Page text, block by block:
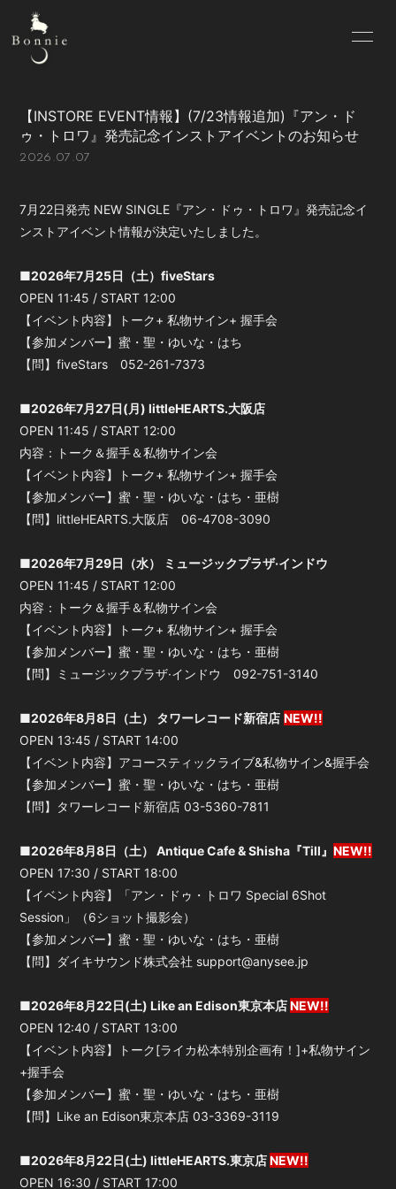
BIOGRAPHY MEMBER
MOVIE
会員登録 ログイン
【INSTORE EVENT情報】(7/23情報追加)『アン・ド
ゥ・トロワ』発売記念インストアイベントのお知らせ
2026.07.07
7月22日発売 NEW SINGLE『アン・ドゥ・トロワ』発売記念イ
ンストアイベント情報が決定いたしました。
■2026年7月25日（土）fiveStars
OPEN 11:45 / START 12:00
【イベント内容】トーク+ 私物サイン+ 握手会
【参加メンバー】蜜・聖・ゆいな・はち
【問】fiveStars 052-261-7373
■2026年7月27日(月) littleHEARTS.大阪店
OPEN 11:45 / START 12:00
内容：トーク＆握手＆私物サイン会
【イベント内容】トーク+ 私物サイン+ 握手会
【参加メンバー】蜜・聖・ゆいな・はち・亜樹
【問】littleHEARTS.大阪店 06-4708-3090
■2026年7月29日（水） ミュージックプラザ·インドウ
OPEN 11:45 / START 12:00
内容：トーク＆握手＆私物サイン会
【イベント内容】トーク+ 私物サイン+ 握手会
【参加メンバー】蜜・聖・ゆいな・はち・亜樹
【問】ミュージックプラザ·インドウ 092-751-3140
■2026年8月8日（土） タワーレコード新宿店 NEW!!
OPEN 13:45 / START 14:00
【イベント内容】アコースティックライブ&私物サイン&握手会
【参加メンバー】蜜・聖・ゆいな・はち・亜樹
【問】タワーレコード新宿店 03-5360-7811
■2026年8月8日（土） Antique Cafe & Shisha『Till』NEW!!
OPEN 17:30 / START 18:00
【イベント内容】「アン・ドゥ・トロワ Special 6Shot
Session」（6ショット撮影会）
【参加メンバー】蜜・聖・ゆいな・はち・亜樹
【問】ダイキサウンド株式会社 support@anysee.jp
■2026年8月22日(土) Like an Edison東京本店NEW!!
OPEN 12:40 / START 13:00
【イベント内容】トーク[ライカ松本特別企画有！]+私物サイン
+握手会
【参加メンバー】蜜・聖・ゆいな・はち・亜樹
【問】Like an Edison東京本店 03-3369-3119
■2026年8月22日(土) littleHEARTS.東京店NEW!!
OPEN 16:30 / START 17:00